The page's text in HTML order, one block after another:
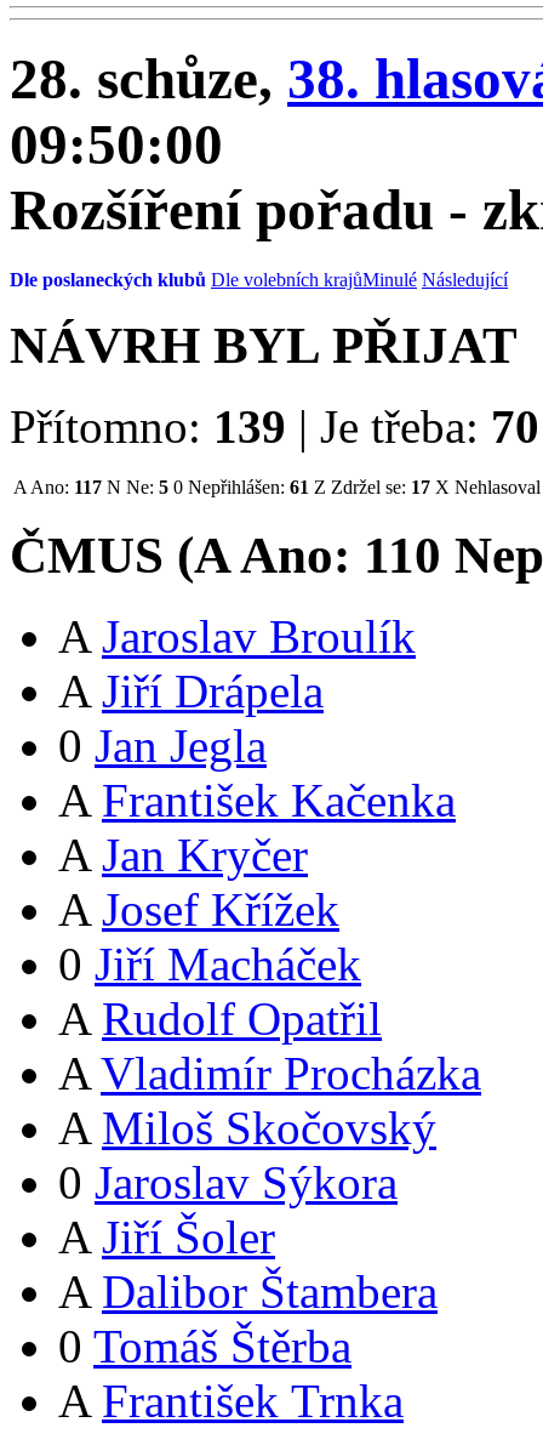
28. schůze, 38.
09:50:00
Rozšíření pořadu -
Dle poslaneckých klubů Dle volebních krajůMinulé Následující
NÁVRH BYL PŘIJAT
Přítomno: 139 | Je třeba: 70
A Ano: 117 N Ne: 5 0 Nepřihlášen: 61 Z Zdržel se: 17 X Nehlasoval
ČMUS (AAno: 110
A Jaroslav Broulík
A Jiří Drápela
0 Jan Jegla
A František Kačenka
A Jan Kryčer
A Josef Křížek
0 Jiří Macháček
A Rudolf Opatřil
A Vladimír Procházka
A Miloš Skočovský
0 Jaroslav Sýkora
A Jiří Šoler
A Dalibor Štambera
0 Tomáš Štěrba
A František Trnka